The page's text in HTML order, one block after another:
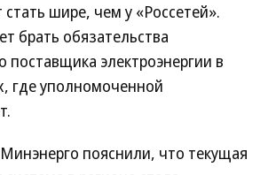
шире, чем у «Россетей».
брать обязательства
поставщика электроэнергии в
где уполномоченной
пояснили, что текущая